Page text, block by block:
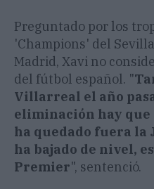
Preguntado por los
'Champions' del
Madrid, Xavi no
del fútbol español. "
Villarreal el año
eliminación hay
ha quedado fuera la
ha bajado de nivel,
Premier", sentenció.